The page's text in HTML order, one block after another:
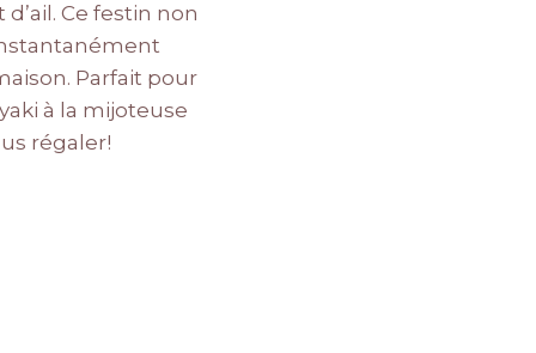
Ce festin non
Parfait pour
à la mijoteuse
régaler!